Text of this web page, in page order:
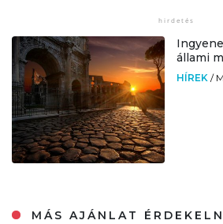
állami
HÍREK /
MÁS AJÁNLAT